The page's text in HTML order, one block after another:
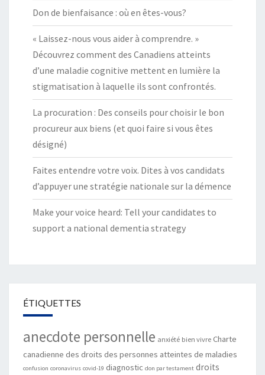
Don de bienfaisance : où en êtes-vous?
« Laissez-nous vous aider à comprendre. »
Découvrez comment des Canadiens atteints
d’une maladie cognitive mettent en lumière la
stigmatisation à laquelle ils sont confrontés.
La procuration : Des conseils pour choisir le bon
procureur aux biens (et quoi faire si vous êtes
désigné)
Faites entendre votre voix. Dites à vos candidats
d’appuyer une stratégie nationale sur la démence
Make your voice heard: Tell your candidates to
support a national dementia strategy
ÉTIQUETTES
anecdote personnelle anxiété bien vivre Charte
canadienne des droits des personnes atteintes de maladies
confusion coronavirus covid-19 diagnostic don par testament droits